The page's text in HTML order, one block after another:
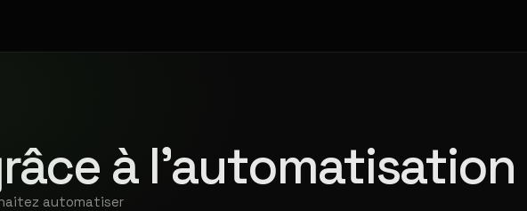
à l'automatisation
automatiser